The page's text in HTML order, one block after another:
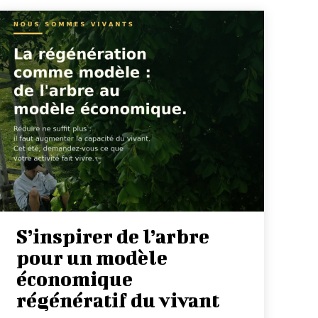
S’inspirer de l’arbre
pour un modèle
économique
régénératif du vivant